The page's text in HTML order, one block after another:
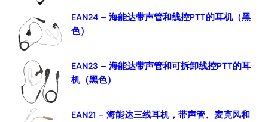
EAN24 – 海能达带声管和线控PTT的耳机（黑
色）
EAN23 – 海能达带声管和可拆卸线控PTT的耳
机（黑色）
EAN21 – 海能达三线耳机，带声管、麦克风和